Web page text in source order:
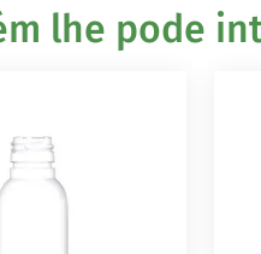
lhe pode